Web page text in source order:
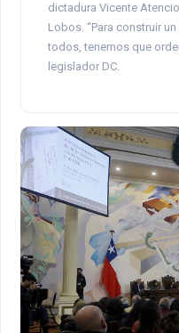
dictadura Vicente
Lobos. “Para construir
todos, tenemos que
legislador DC.